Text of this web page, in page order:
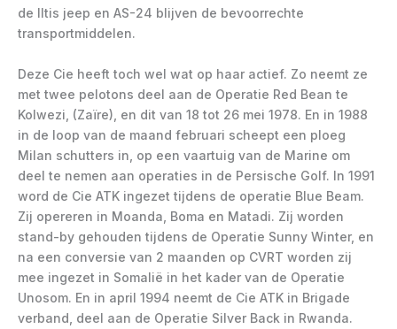
de Iltis jeep en AS-24 blijven de bevoorrechte
transportmiddelen.
Deze Cie heeft toch wel wat op haar actief. Zo neemt ze
met twee pelotons deel aan de Operatie Red Bean te
Kolwezi, (Zaïre), en dit van 18 tot 26 mei 1978. En in 1988
in de loop van de maand februari scheept een ploeg
Milan schutters in, op een vaartuig van de Marine om
deel te nemen aan operaties in de Persische Golf. In 1991
word de Cie ATK ingezet tijdens de operatie Blue Beam.
Zij opereren in Moanda, Boma en Matadi. Zij worden
stand-by gehouden tijdens de Operatie Sunny Winter, en
na een conversie van 2 maanden op CVRT worden zij
mee ingezet in Somalië in het kader van de Operatie
Unosom. En in april 1994 neemt de Cie ATK in Brigade
verband, deel aan de Operatie Silver Back in Rwanda.